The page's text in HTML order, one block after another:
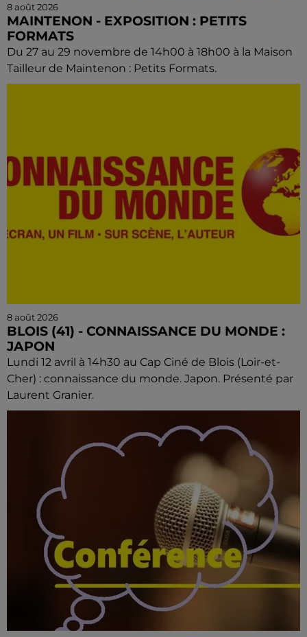
8 août 2026
MAINTENON - EXPOSITION : PETITS
FORMATS
Du 27 au 29 novembre de 14h00 à 18h00 à la Maison
Tailleur de Maintenon : Petits Formats.
8 août 2026
BLOIS (41) - CONNAISSANCE DU MONDE :
JAPON
Lundi 12 avril à 14h30 au Cap Ciné de Blois (Loir-et-
Cher) : connaissance du monde. Japon. Présenté par
Laurent Granier.